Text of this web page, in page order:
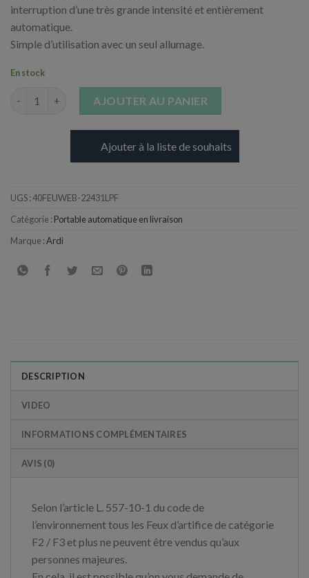
interruption d’une très grande intensité et entièrement
automatique.
Simple d’utilisation avec un seul allumage.
En stock
AJOUTER AU PANIER
Ajouter à la liste de souhaits
UGS :40FEUWEB-22431LPF
Catégorie : Portable automatique en livraison
Marque :Ardi
DESCRIPTION
VIDEO
INFORMATIONS COMPLÉMENTAIRES
AVIS (0)
Selon l’article L. 557-10-1 du code de
l’environnement tous les Feux d’artifice de catégorie
F2 / F3 et plus ne peuvent être vendus qu’aux
personnes majeures.